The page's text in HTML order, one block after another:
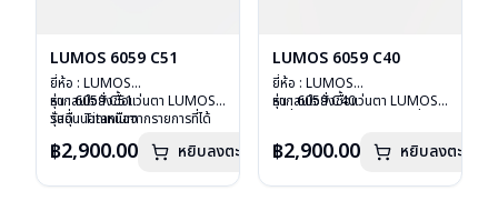
LUMOS 6059 C51
ยี่ห้อ : LUMOS
รุ่น : 6059 C51
วัสดุ : Titanium
บานพับ : ไม่มีสปริง
อุปกรณ์ : กล่องแว่น , ผ้าเช็ดแว่น
หากสนใจสั่งชื้อแว่นตา LUMOS
รุ่นอื่นนอกเหนือจากรายการที่ได้
฿2,900.00 หยิบลงตะกร้า
LUMOS 6059 C40
ยี่ห้อ : LUMOS
รุ่น : 6059 C40
บานพับ : ไม่มีสปริง
อุปกรณ์ : กล่องแว่น , ผ้าเช็ดแว่น
หากสนใจสั่งชื้อแว่นตา LUMOS
฿2,900.00 หยิบลงตะกร้า